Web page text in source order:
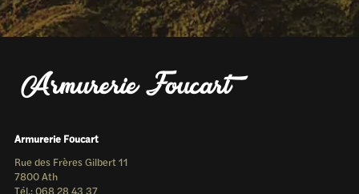
Armurerie Foucart
Rue des Frères Gilbert 11
7800 Ath
Tél.: 068 28 43 37